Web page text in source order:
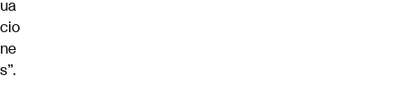
ua
cio
ne
s”.